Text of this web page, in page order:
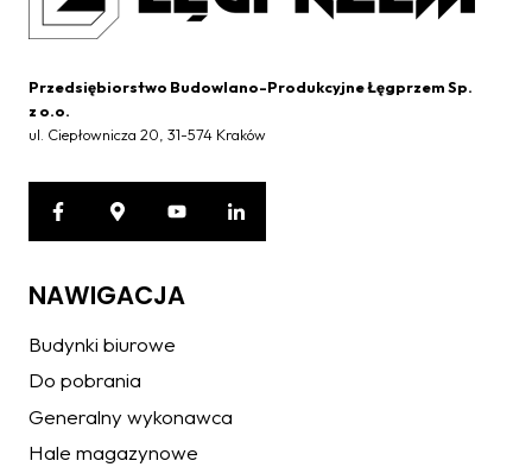
Przedsiębiorstwo Budowlano-Produkcyjne Łęgprzem Sp.
z o.o.
ul. Ciepłownicza 20, 31-574 Kraków
NAWIGACJA
Budynki biurowe
Do pobrania
Generalny wykonawca
Hale magazynowe